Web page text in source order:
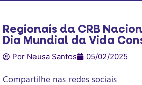
Regionais da CRB
Dia Mundial da Vida
Por Neusa Santos 05/02/2025
Compartilhe nas redes sociais